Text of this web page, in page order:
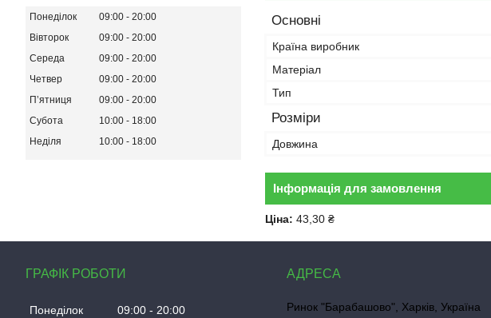
Основні
Країна виробник
Матеріал
Тип
Розміри
Довжина
Інформація для замовлення
Ціна: 43,30 ₴
Понеділок 09:00
20:00
Вівторок
09:00
20:00
Середа
09:00
20:00
Четвер
09:00
20:00
Пʼятниця
09:00
20:00
Субота
10:00
18:00
Неділя
10:00 18:00
ГРАФІК РОБОТИ
Понеділок 09:00
20:00
Ринок "Барабашово", Харків, Україна